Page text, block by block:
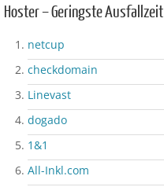
Hoster – Geringste Ausfallzeit
netcup
checkdomain
Linevast
dogado
1&1
All-Inkl.com